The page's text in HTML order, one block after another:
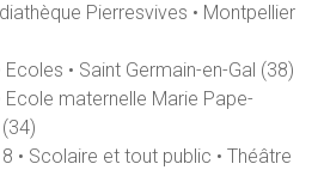
Pierresvives • Montpellier
• Saint Germain-en-Gal (38)
maternelle Marie Pape-
• Scolaire et tout public • Théâtre